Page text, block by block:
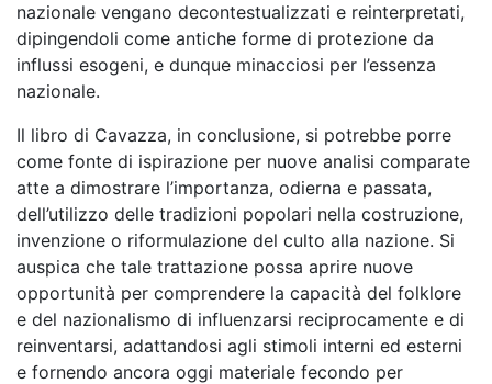
nazionale vengano decontestualizzati e reinterpretati,
dipingendoli come antiche forme di protezione da
influssi esogeni, e dunque minacciosi per l’essenza
nazionale.
Il libro di Cavazza, in conclusione, si potrebbe porre
come fonte di ispirazione per nuove analisi comparate
atte a dimostrare l’importanza, odierna e passata,
dell’utilizzo delle tradizioni popolari nella costruzione,
invenzione o riformulazione del culto alla nazione. Si
auspica che tale trattazione possa aprire nuove
opportunità per comprendere la capacità del folklore
e del nazionalismo di influenzarsi reciprocamente e di
reinventarsi, adattandosi agli stimoli interni ed esterni
e fornendo ancora oggi materiale fecondo per